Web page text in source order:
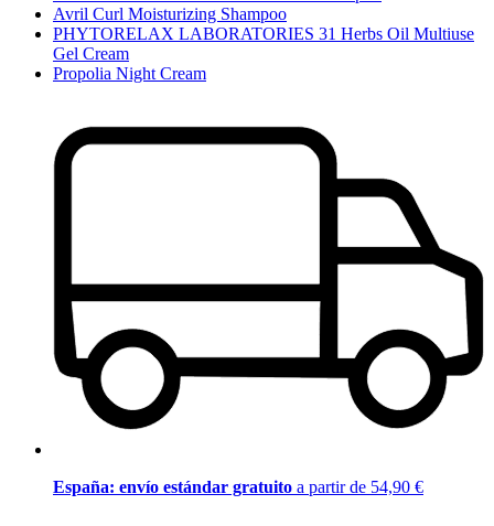
Avril Curl Moisturizing Shampoo
PHYTORELAX LABORATORIES 31 Herbs Oil Multiuse
Gel Cream
Propolia Night Cream
España: envío estándar gratuito a partir de 54,90 €